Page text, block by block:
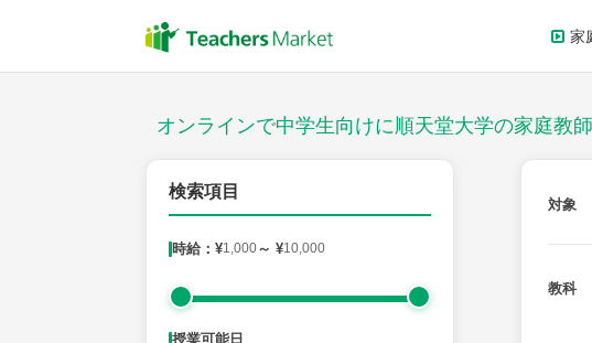
家
オンラインで中学生向けに順天堂大学の家庭教
検索項目
時給：¥1,000～ ¥10,000
授業可能日
対象
教科
授業スタイル
数学 理科